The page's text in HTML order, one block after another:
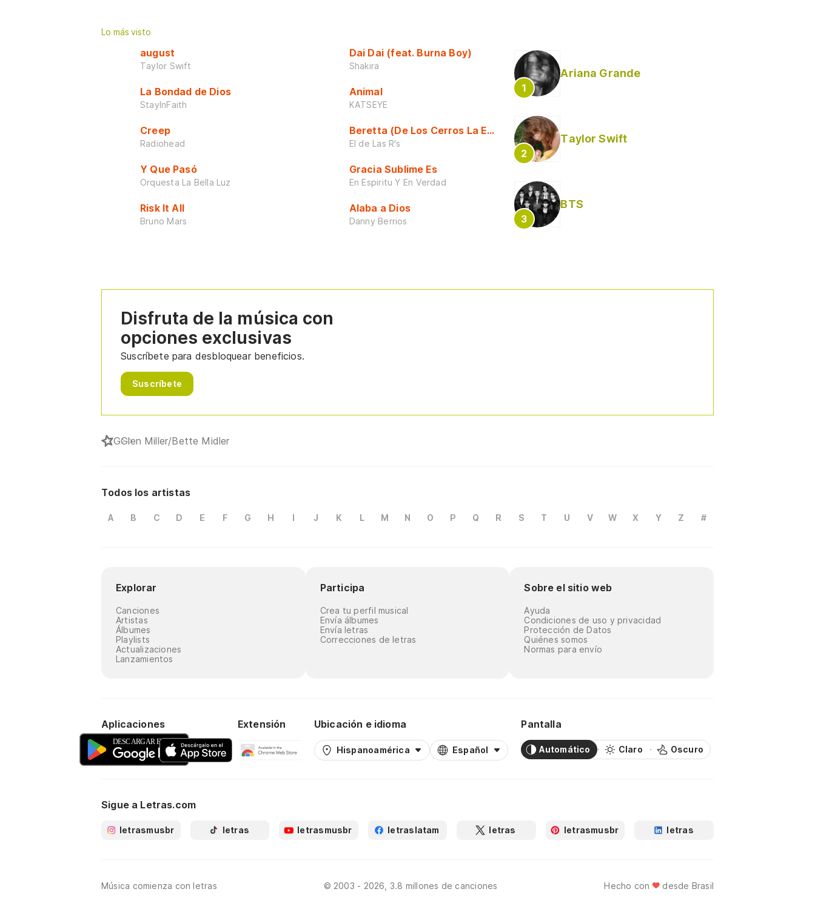
Lo más visto
august
Taylor Swift
La Bondad de Dios
StayInFaith
Creep
Radiohead
Y Que Pasó
Orquesta La Bella Luz
Risk It All
Bruno Mars
Dai Dai (feat. Burna Boy)
Shakira
Animal
KATSEYE
Beretta (De Los Cerros La Escuela)
El de Las R's
Gracia Sublime Es
En Espiritu Y En Verdad
Alaba a Dios
Danny Berrios
Ariana Grande
Taylor Swift
BTS
Disfruta de la música con
opciones exclusivas
Suscríbete para desbloquear beneficios.
Suscríbete
GGlen Miller/Bette Midler
Todos los artistas
A B C D E F G H I J K L M N O P Q R S T U V W X Y Z #
Explorar
Canciones
Artistas
Álbumes
Playlists
Actualizaciones
Lanzamientos
Participa
Crea tu perfil musical
Envía álbumes
Envía letras
Correcciones de letras
Sobre el sitio web
Ayuda
Condiciones de uso y privacidad
Protección de Datos
Quiénes somos
Normas para envío
Aplicaciones Extensión Ubicación e idioma
Hispanoamérica Español
Pantalla
Automático Claro Oscuro
Sigue a Letras.com
letrasmusbr letras letrasmusbr letraslatam letras letrasmusbr letras
Música comienza con letras © 2003 - 2026, 3.8 millones de canciones Hecho con desde Brasil